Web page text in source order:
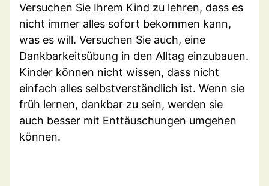
Versuchen Sie Ihrem Kind zu lehren, dass es
nicht immer alles sofort bekommen kann,
was es will. Versuchen Sie auch, eine
Dankbarkeitsübung in den Alltag einzubauen.
Kinder können nicht wissen, dass nicht
einfach alles selbstverständlich ist. Wenn sie
früh lernen, dankbar zu sein, werden sie
auch besser mit Enttäuschungen umgehen
können.